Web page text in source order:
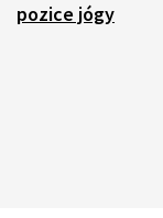
pozice jógy